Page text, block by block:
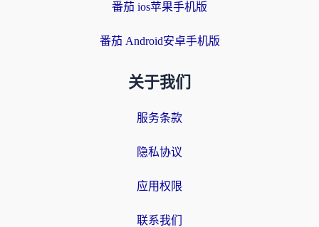
番茄 ios苹果手机版
番茄 Android安卓手机版
关于我们
服务条款
隐私协议
应用权限
联系我们